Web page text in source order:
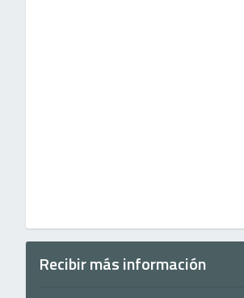
Recibir más información